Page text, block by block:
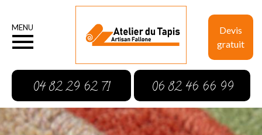
Devis
gratuit
MENU
04 82 29 62 71 06 82 46 66 99